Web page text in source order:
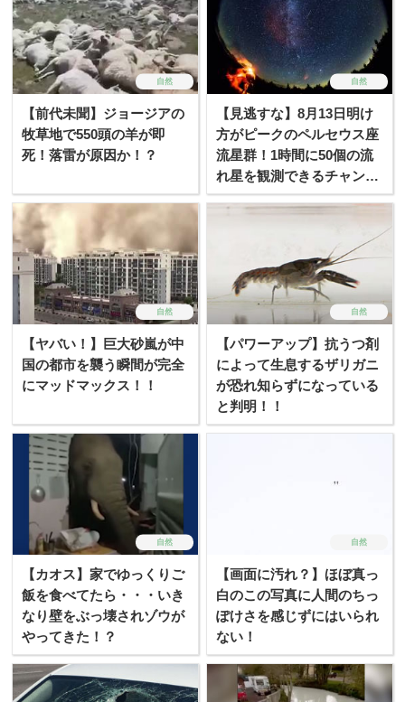
【前代未聞】ジョージアの
牧草地で550頭の羊が即
死！落雷が原因か！？
自然
【見逃すな】8月13日明け
方がピークのペルセウス座
流星群！1時間に50個の流
れ星を観測できるチャン
ス！
自然
【ヤバい！】巨大砂嵐が中
国の都市を襲う瞬間が完全
にマッドマックス！！
自然
【パワーアップ】抗うつ剤
によって生息するザリガニ
が恐れ知らずになっている
と判明！！
自然
【カオス】家でゆっくりご
飯を食べてたら・・・いき
なり壁をぶっ壊されゾウが
やってきた！？
自然
【画面に汚れ？】ほぼ真っ
白のこの写真に人間のちっ
ぽけさを感じずにはいられ
ない！
自然